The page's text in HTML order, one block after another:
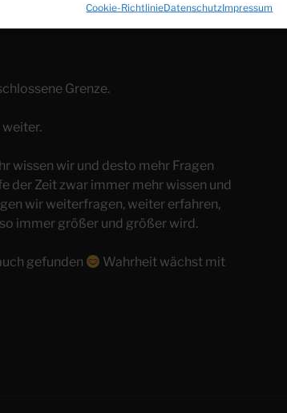
Cookie-RichtlinieDatenschutzImpressum
Grenze.
wissen wir und desto mehr Fragen
der Zeit zwar immer mehr wissen und
wir weiterfragen, weiter erfahren,
immer größer und größer wird.
gefunden
Wahrheit wächst mit